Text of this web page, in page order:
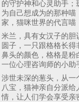
的守护神和心灵助手
为自己想成为的那种
家，猫咪世界的代言喵
米兰，具有女汉子的胆
圆子，一只跟格格长
鼻头的颜色，格格是粉
一位心理咨询师的小助
涉世未深的葱头，从一
八宝，猫神亲自分派
情，让人们学会享受亲